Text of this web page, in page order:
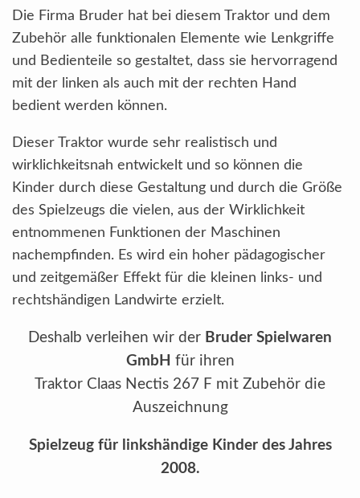
Die Firma Bruder hat bei diesem Traktor und dem
Zubehör alle funktionalen Elemente wie Lenkgriffe
und Bedienteile so gestaltet, dass sie hervorragend
mit der linken als auch mit der rechten Hand
bedient werden können.
Dieser Traktor wurde sehr realistisch und
wirklichkeitsnah entwickelt und so können die
Kinder durch diese Gestaltung und durch die Größe
des Spielzeugs die vielen, aus der Wirklichkeit
entnommenen Funktionen der Maschinen
nachempfinden. Es wird ein hoher pädagogischer
und zeitgemäßer Effekt für die kleinen links- und
rechtshändigen Landwirte erzielt.
Deshalb verleihen wir der Bruder Spielwaren
GmbH für ihren
Traktor Claas Nectis 267 F mit Zubehör die
Auszeichnung
Spielzeug für linkshändige Kinder des Jahres
2008.